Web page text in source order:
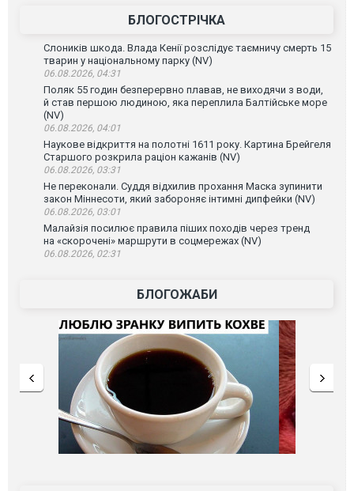
БЛОГОСТРІЧКА
Слоників шкода. Влада Кенії розслідує таємничу смерть 15
тварин у національному парку (NV)
06.08.2026, 04:31
Поляк 55 годин безперервно плавав, не виходячи з води,
й став першою людиною, яка переплила Балтійське море
(NV)
06.08.2026, 04:01
Наукове відкриття на полотні 1611 року. Картина Брейгеля
Старшого розкрила раціон кажанів (NV)
06.08.2026, 03:31
Не переконали. Суддя відхилив прохання Маска зупинити
закон Міннесоти, який забороняє інтимні дипфейки (NV)
06.08.2026, 03:01
Малайзія посилює правила піших походів через тренд
на «скорочені» маршрути в соцмережах (NV)
06.08.2026, 02:31
БЛОГОЖАБИ